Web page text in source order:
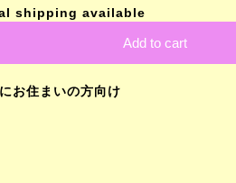
shipping available
Add to cart
お住まいの方向け